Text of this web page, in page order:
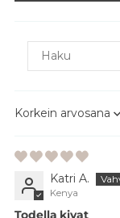
Sort by
Katri A.
Kenya
Todella kivat